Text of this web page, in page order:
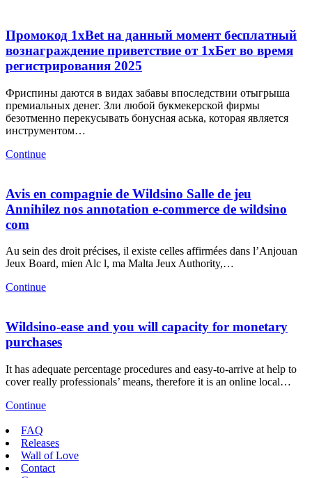
Промокод 1xBet на данный момент бесплатный
вознаграждение приветствие от 1хБет во время
регистрирования 2025
Фриспины даются в видах забавы впоследствии отыгрыша
премиальных денег. Зли любой букмекерской фирмы
безотменно перекусывать бонусная аська, которая является
инструментом…
Continue
Avis en compagnie de Wildsino Salle de jeu
Annihilez nos annotation e-commerce de wildsino
com
Au sein des droit précises, il existe celles affirmées dans l’Anjouan
Jeux Board, mien Alc l, ma Malta Jeux Authority,…
Continue
Wildsino-ease and you will capacity for monetary
purchases
It has adequate percentage procedures and easy-to-arrive at help to
cover really professionals’ means, therefore it is an online local…
Continue
FAQ
Releases
Wall of Love
Contact